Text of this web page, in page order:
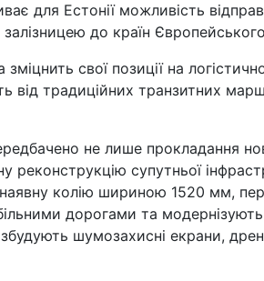
для Естонії можливість
до країн
свої позиції на
від традиційних транзитних
не лише прокладання
реконструкцію супутньої
колію шириною 1520 мм,
дорогами та модернізують
шумозахисні екрани,